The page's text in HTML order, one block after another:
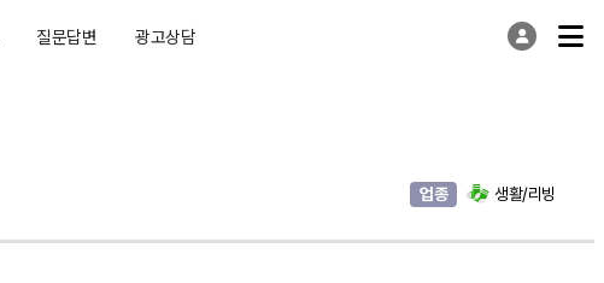
질문답변 광고상담
업종 생활/리빙